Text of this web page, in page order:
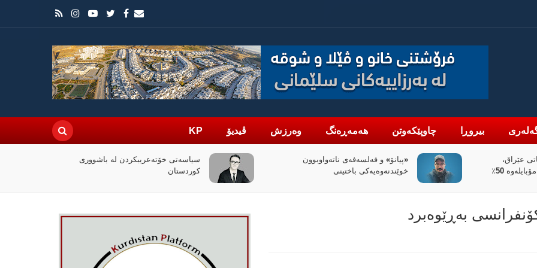
بیروڕا چاوپێکەوتن هەمەڕەنگ وەرزش ڤیدیۆ KP
عێراق،
ئاڵوگۆڕی پارە لە رێگەی مۆبایلەوە 50٪
«پیانۆ» و فەلسەفەی ناتەواوبوون
خوێندنەوەیەکی باختینی
سیاسەتی خۆتەعریبکردن لە باشووری
کوردستان
بەڕێوەبرد